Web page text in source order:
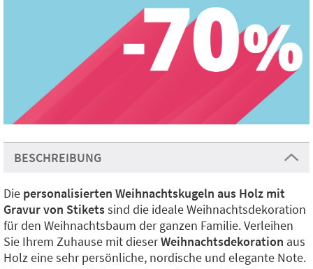
BESCHREIBUNG
Die personalisierten Weihnachtskugeln aus Holz mit
Gravur von Stiketssind die ideale Weihnachtsdekoration
für den Weihnachtsbaum der ganzen Familie. Verleihen
Sie Ihrem Zuhause mit dieserWeihnachtsdekoration aus
Holz eine sehr persönliche, nordische und elegante Note.